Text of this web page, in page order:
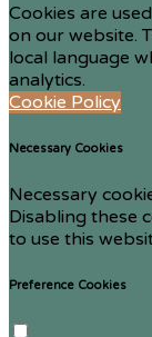
Cookies are
on our website.
local language
analytics.
Cookie Policy
Necessary Cookies
Necessary
Disabling these
to use this
Preference Cookies